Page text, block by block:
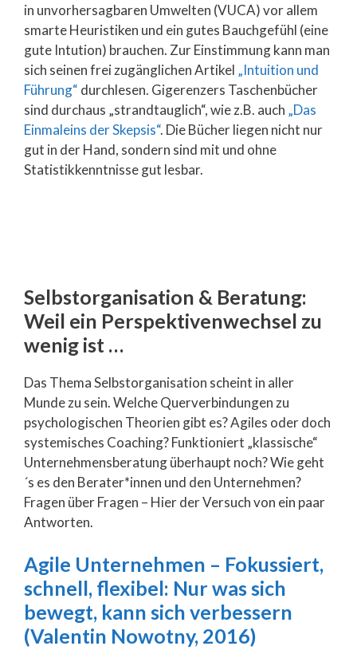
in unvorhersagbaren Umwelten (VUCA) vor allem
smarte Heuristiken und ein gutes Bauchgefühl (eine
gute Intution) brauchen. Zur Einstimmung kann man
sich seinen frei zugänglichen Artikel „Intuition und
Führung“ durchlesen. Gigerenzers Taschenbücher
sind durchaus „strandtauglich“, wie z.B. auch „Das
Einmaleins der Skepsis“. Die Bücher liegen nicht nur
gut in der Hand, sondern sind mit und ohne
Statistikkenntnisse gut lesbar.
Selbstorganisation & Beratung:
Weil ein Perspektivenwechsel zu
wenig ist …
Das Thema Selbstorganisation scheint in aller
Munde zu sein. Welche Querverbindungen zu
psychologischen Theorien gibt es? Agiles oder doch
systemisches Coaching? Funktioniert „klassische“
Unternehmensberatung überhaupt noch? Wie geht
´s es den Berater*innen und den Unternehmen?
Fragen über Fragen – Hier der Versuch von ein paar
Antworten.
Agile Unternehmen – Fokussiert,
schnell, flexibel: Nur was sich
bewegt, kann sich verbessern
(Valentin Nowotny, 2016)